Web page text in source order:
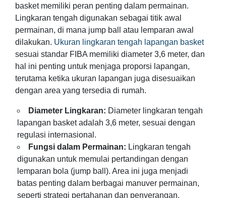
basket memiliki peran penting dalam permainan.
Lingkaran tengah digunakan sebagai titik awal
permainan, di mana jump ball atau lemparan awal
dilakukan. Ukuran lingkaran tengah lapangan basket
sesuai standar FIBA memiliki diameter 3,6 meter, dan
hal ini penting untuk menjaga proporsi lapangan,
terutama ketika ukuran lapangan juga disesuaikan
dengan area yang tersedia di rumah.
Diameter Lingkaran: Diameter lingkaran tengah
lapangan basket adalah 3,6 meter, sesuai dengan
regulasi internasional.
Fungsi dalam Permainan: Lingkaran tengah
digunakan untuk memulai pertandingan dengan
lemparan bola (jump ball). Area ini juga menjadi
batas penting dalam berbagai manuver permainan,
seperti strategi pertahanan dan penyerangan.